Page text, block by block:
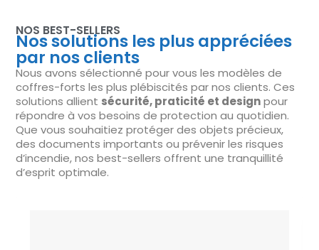
NOS BEST-SELLERS
Nos solutions les plus appréciées
par nos clients
Nous avons sélectionné pour vous les modèles de
coffres-forts les plus plébiscités par nos clients. Ces
solutions allient sécurité, praticité et designpour
répondre à vos besoins de protection au quotidien.
Que vous souhaitiez protéger des objets précieux,
des documents importants ou prévenir les risques
d’incendie, nos best-sellers offrent une tranquillité
d’esprit optimale.